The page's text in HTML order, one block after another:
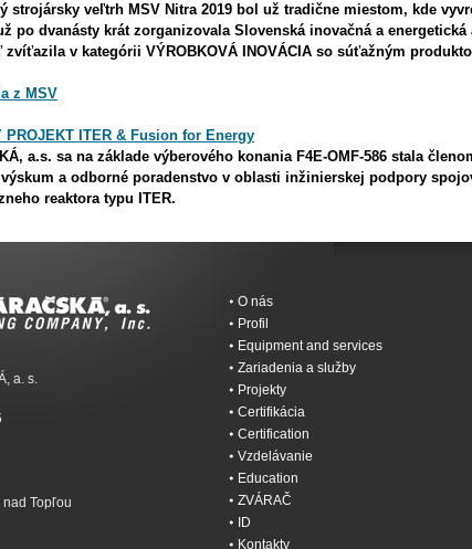
strojársky veľtrh MSV Nitra 2019 bol už tradične miestom, kde
po dvanásty krát zorganizovala Slovenská inovačná a energetická
zvíťazilav kategórii VÝROBKOVÁ INOVÁCIA so súťažným
z MSV
PROJEKT ITER & Fusion for Energy
a.s. sa na základe výberového konania F4E-OMF-586 stala
výskum a odborné poradenstvo v oblasti inžinierskej podpory
reaktora typu ITER.
a. s.
nad Topľou
O nás
Profil
Equipment and services
Zariadenia a služby
Projekty
Certifikácia
Certification
Vzdelávanie
Education
ZVÁRAČ
ID
Kontakty